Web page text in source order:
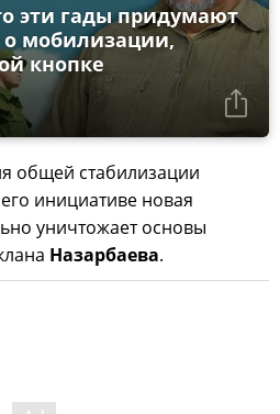
эти гады придумают
мобилизации,
кнопке
общей стабилизации
инициативе новая
уничтожает основы
Назарбаева.